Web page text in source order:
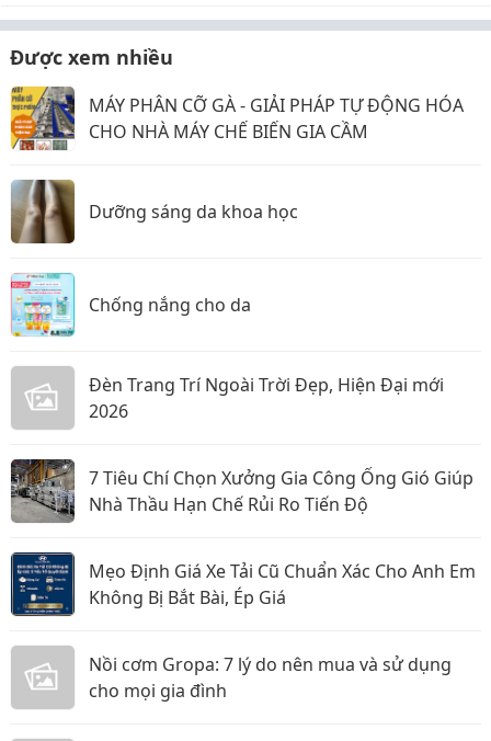
Được xem nhiều
MÁY PHÂN CỠ GÀ - GIẢI PHÁP TỰ ĐỘNG HÓA
CHO NHÀ MÁY CHẾ BIẾN GIA CẦM
Dưỡng sáng da khoa học
Chống nắng cho da
Đèn Trang Trí Ngoài Trời Đẹp, Hiện Đại mới
2026
7 Tiêu Chí Chọn Xưởng Gia Công Ống Gió Giúp
Nhà Thầu Hạn Chế Rủi Ro Tiến Độ
Mẹo Định Giá Xe Tải Cũ Chuẩn Xác Cho Anh Em
Không Bị Bắt Bài, Ép Giá
Nồi cơm Gropa: 7 lý do nên mua và sử dụng
cho mọi gia đình